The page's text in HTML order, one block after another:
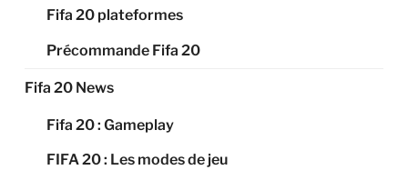
Fifa 20 plateformes
Précommande Fifa 20
Fifa 20 News
Fifa 20 : Gameplay
FIFA 20 : Les modes de jeu